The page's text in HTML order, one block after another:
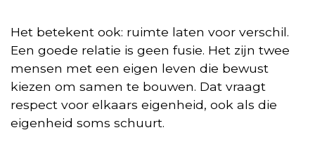
Het betekent ook: ruimte laten voor verschil.
Een goede relatie is geen fusie. Het zijn twee
mensen met een eigen leven die bewust
kiezen om samen te bouwen. Dat vraagt
respect voor elkaars eigenheid, ook als die
eigenheid soms schuurt.